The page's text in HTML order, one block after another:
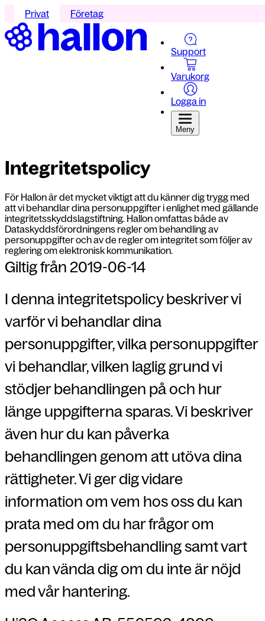
Privat Företag
Support
Varukorg
Logga in
Meny
Integritetspolicy
För Hallon är det mycket viktigt att du känner dig trygg med
att vi behandlar dina personuppgifter i enlighet med gällande
integritetsskyddslagstiftning. Hallon omfattas både av
Dataskyddsförordningens regler om behandling av
personuppgifter och av de regler om integritet som följer av
reglering om elektronisk kommunikation.
Giltig från 2019-06-14
I denna integritetspolicy beskriver vi
varför vi behandlar dina
personuppgifter, vilka personuppgifter
vi behandlar, vilken laglig grund vi
stödjer behandlingen på och hur
länge uppgifterna sparas. Vi beskriver
även hur du kan påverka
behandlingen genom att utöva dina
rättigheter. Vi ger dig vidare
information om vem hos oss du kan
prata med om du har frågor om
personuppgiftsbehandling samt vart
du kan vända dig om du inte är nöjd
med vår hantering.